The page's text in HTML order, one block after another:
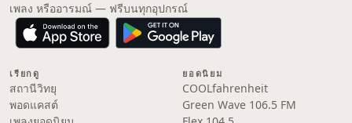
เพลง หรืออารมณ์ — ฟรีบนทุกอุปกรณ์
เรียกดู
สถานีวิทยุ
พอดแคสต์
ยอดนิยม
COOLfahrenheit
Green Wave 106.5 FM